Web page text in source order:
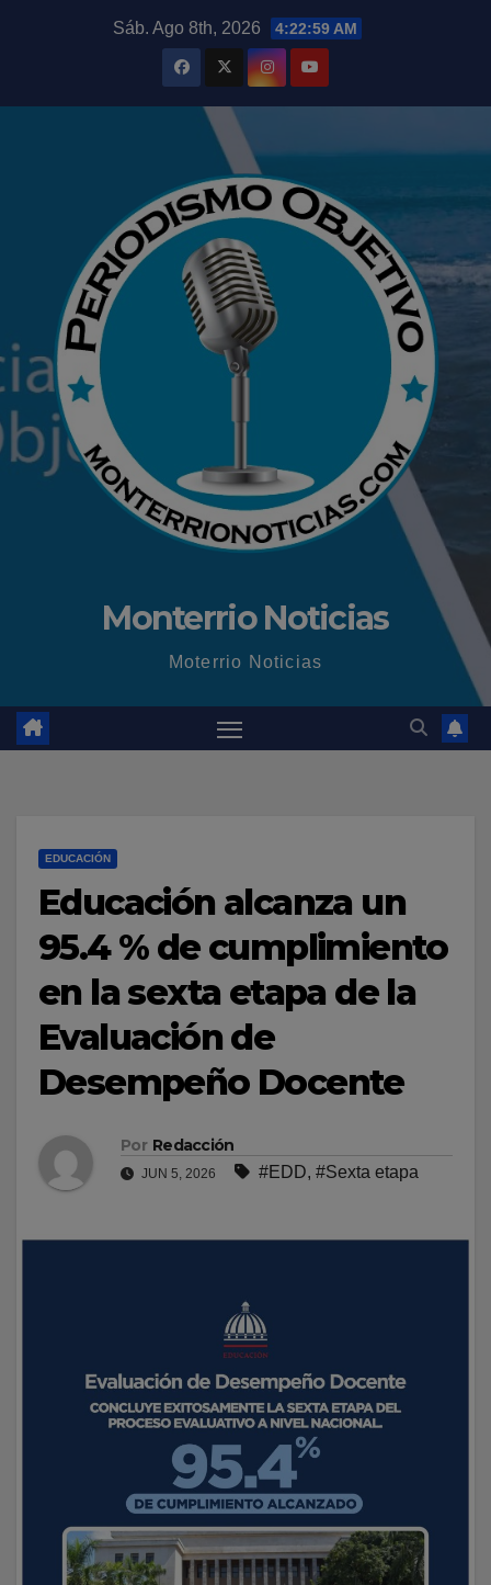
Sáb. Ago 8th, 2026 4:23:00 AM
Monterrio Noticias
Moterrio Noticias
EDUCACIÓN
Educación alcanza un
95.4 % de cumplimiento
en la sexta etapa de la
Evaluación de
Desempeño Docente
Por Redacción
JUN 5, 2026 #EDD, #Sexta etapa
modal-check